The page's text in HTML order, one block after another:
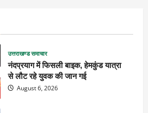
उत्तराखण्ड समाचार
नंदप्रयाग में फिसली बाइक, हेमकुंड यात्रा
से लौट रहे युवक की जान गई
August 6, 2026